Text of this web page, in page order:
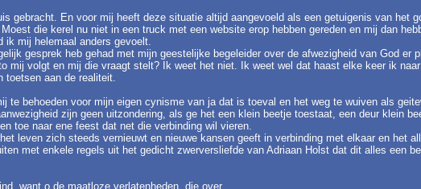
gebracht. En voor mij heeft deze situatie altijd aangevoeld als een getuigenis van het
die kerel nu niet in een truck met een website erop hebben gereden en mij dan
mij helemaal anders gevoelt.
gesprek heb gehad met mijn geestelijke begeleider over de afwezigheid van God er
mij volgt en mij die vraagt stelt? Ik weet het niet. Ik weet wel dat haast elke keer ik
toetsen aan de realiteit.
te behoeden voor mijn eigen cynisme van ja dat is toeval en het weg te wuiven als
zijn geen uitzondering, als ge het een klein beetje toestaat, een deur klein
toe naar ene feest dat net die verbinding wil vieren.
leven zich steeds vernieuwt en nieuwe kansen geeft in verbinding met elkaar en het
met enkele regels uit het gedicht zwerversliefde van Adriaan Holst dat dit alles een
want o de maatloze verlatenheden, die over